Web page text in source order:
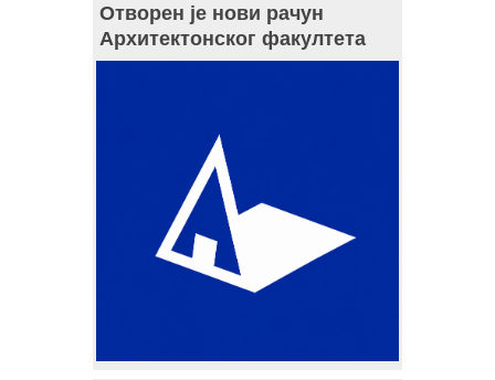
Отворен је нови рачун
Архитектонског факултета